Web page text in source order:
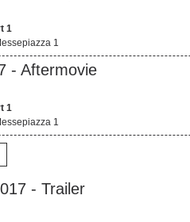
1
1
- Aftermovie
1
1
- Trailer